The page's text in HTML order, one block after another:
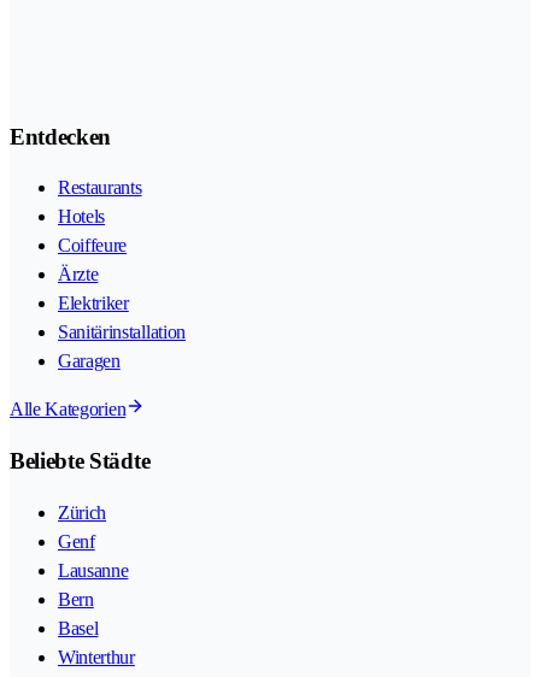
Entdecken
Restaurants
Hotels
Coiffeure
Ärzte
Elektriker
Sanitärinstallation
Garagen
Alle Kategorien
Beliebte Städte
Zürich
Genf
Lausanne
Bern
Basel
Winterthur